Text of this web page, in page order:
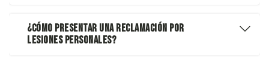
¿Cómo Presentar Una Reclamación Por
Lesiones Personales?